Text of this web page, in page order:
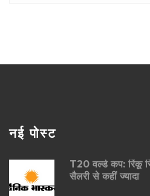
नई पोस्ट
T20 वर्ल्ड कप: रिंकू
सैलरी से कहीं ज्यादा